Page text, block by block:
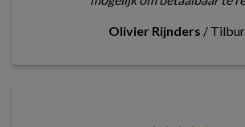
Olivier Rijnders /